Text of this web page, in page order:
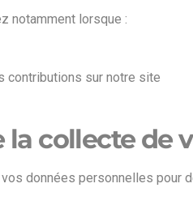
notamment lorsque :
contributions sur notre site
collecte de
données personnelles